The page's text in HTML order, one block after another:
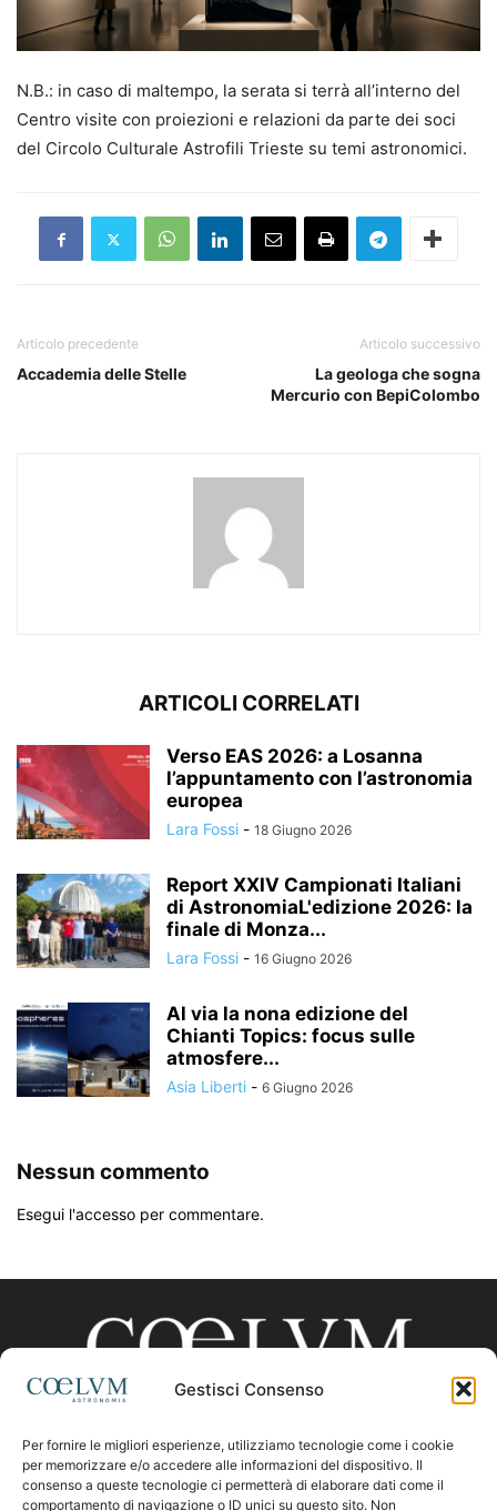
Gestisci Consenso
Per fornire le migliori esperienze, utilizziamo tecnologie come i cookie
per memorizzare e/o accedere alle informazioni del dispositivo. Il
consenso a queste tecnologie ci permetterà di elaborare dati come il
comportamento di navigazione o ID unici su questo sito. Non
N.B.: in caso di maltempo, la serata si terrà all’interno del
Centro visite con proiezioni e relazioni da parte dei soci
del Circolo Culturale Astrofili Trieste su temi astronomici.
Articolo precedente
Accademia delle Stelle
Articolo successivo
La geologa che sogna
Mercurio con BepiColombo
ARTICOLI CORRELATI
Verso EAS 2026: a Losanna
l’appuntamento con l’astronomia
europea
Lara Fossi - 18 Giugno 2026
Report XXIV Campionati Italiani
di AstronomiaL'edizione 2026: la
finale di Monza...
Lara Fossi - 16 Giugno 2026
Al via la nona edizione del
Chianti Topics: focus sulle
atmosfere...
Asia Liberti - 6 Giugno 2026
Nessun commento
Esegui l'accesso per commentare.
CHI SIAMO